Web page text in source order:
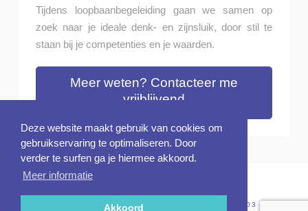
Deze website maakt gebruik van cookies om
gebruikservaring te optimaliseren. Door
verder te surfen ga je hiermee akkoord.
Meer informatie
Akkoord
Tijdens loopbaanbegeleiding gaan we samen op
zoek naar je ideale denk- en zijnsluik, door stil te
staan bij je competenties en je waarden.
Meer weten? Contacteer me
vrijblijvend
BREMSTRAAT 2 - 3511 KURINGEN|
INFO@TOOLS4YOURTALENT.BE
0495/599 403